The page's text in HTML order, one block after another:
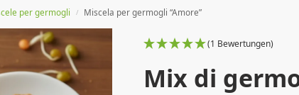
per germogli / Miscela per germogli “Amore”
(1 Bewertungen)
Mix di